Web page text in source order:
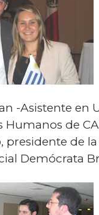
-Asistente en
Humanos de
presidente de
Demócrata